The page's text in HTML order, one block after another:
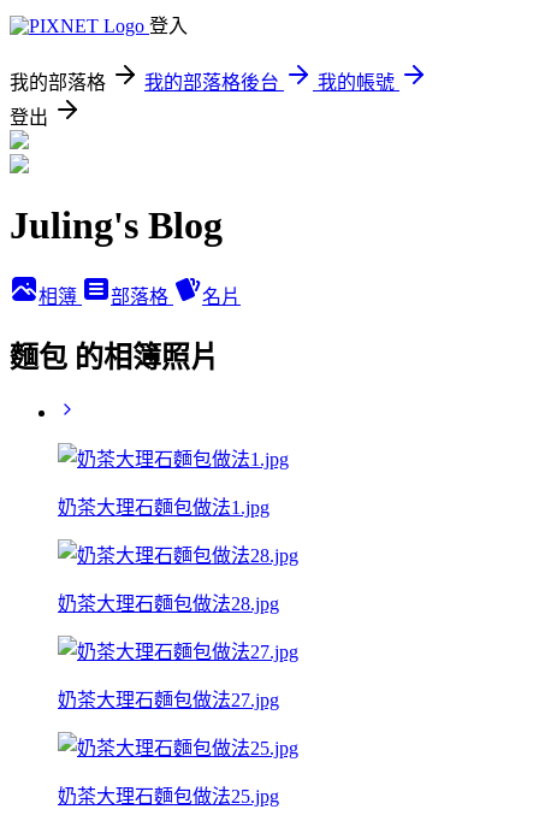
登入
我的部落格 我的部落格後台
我的帳號
登出
Juling's Blog
相簿 部落格 名片
麵包 的相簿照片
奶茶大理石麵包做法1.jpg
奶茶大理石麵包做法28.jpg
奶茶大理石麵包做法27.jpg
奶茶大理石麵包做法25.jpg